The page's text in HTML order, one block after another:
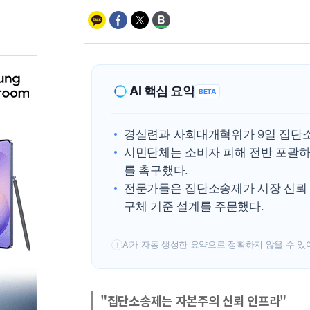
AI 핵심 요약 BETA
경실련과 사회대개혁위가 9일 집단
시민단체는 소비자 피해 전반 포괄
를 촉구했다.
전문가들은 집단소송제가 시장 신
구체 기준 설계를 주문했다.
! AI가 자동 생성한 요약으로 정확하지 않을 수 있
"집단소송제는 자본주의 신뢰 인프라"